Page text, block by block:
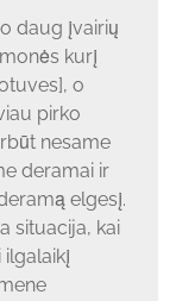
daug įvairių
kurį
o
pirko
nesame
deramai ir
elgesį.
situacija, kai
ilgalaikį